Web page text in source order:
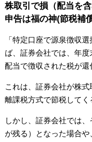
株取引で損（配当を
申告は福の神(節税補
「特定口座で源泉徴収
ば、証券会社では、年
配当で徴収された税が還
これは、証券会社が株
離課税方式で節税してく
しかし、証券会社では
が残る）となった場合